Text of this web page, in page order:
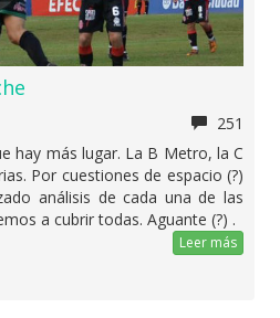
251
hay más lugar. La B Metro, la C
Por cuestiones de espacio (?)
análisis de cada una de las
a cubrir todas. Aguante (?) .
Leer más